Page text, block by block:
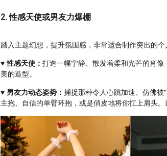
2. 性感天使或男友力爆棚
踏入主题幻想，提升氛围感，非常适合制作突出的个
♥ 性感天使：打造一幅宁静、散发着柔和光芒的肖
美的造型。
♥ 男友力动态姿势：捕捉那种令人心跳加速、仿佛
主抱、自信的单臂环抱，或是俏皮地将你扛上肩头